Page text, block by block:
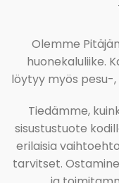
Olemme
huonekaluliike.
löytyy myös pesu-
Tiedämme,
sisustustuote
erilaisia
tarvitset.